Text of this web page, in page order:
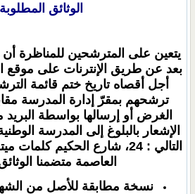
الوثائق
يتعين على المترشحين للمناظرة
بعد عن طريق الإنترنات على موقع
أجل أقصاه تاريخ ختم قائمة
ترشحهم بمقرّ إدارة المدرسة
الغرض أو إرسالها بواسطة
الإشعار بالبلوغ إلى المدرسة
العاصمة متضمنا الوثائق
نسخة مطابقة للأصل من